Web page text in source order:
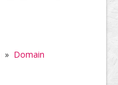
» Domain